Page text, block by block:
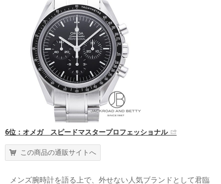
6位：オメガ スピードマスタープロフェッショナル
この商品の通販サイトへ
メンズ腕時計を語る上で、外せない人気ブランドとして君臨